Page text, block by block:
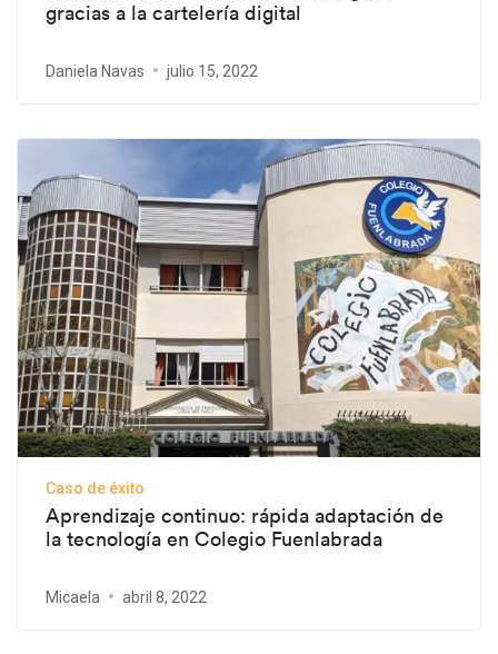
gracias a la cartelería digital
Daniela Navas julio 15, 2022
Caso de éxito
Aprendizaje continuo: rápida adaptación de
la tecnología en Colegio Fuenlabrada
Micaela abril 8, 2022